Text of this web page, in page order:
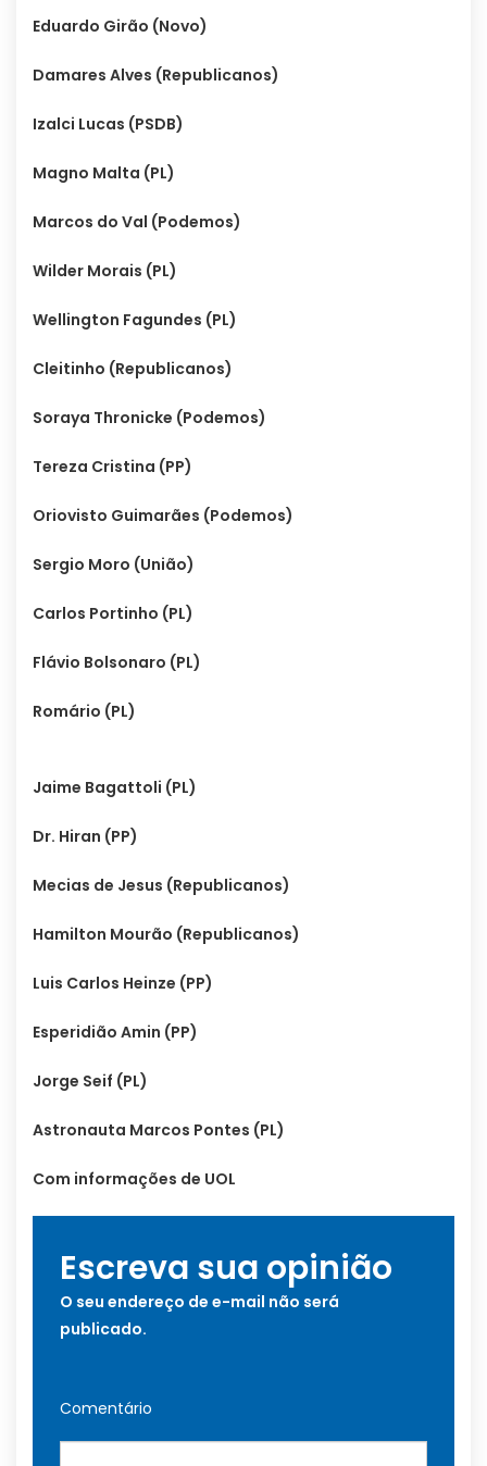
Eduardo Girão (Novo)
Damares Alves (Republicanos)
Izalci Lucas (PSDB)
Magno Malta (PL)
Marcos do Val (Podemos)
Wilder Morais (PL)
Wellington Fagundes (PL)
Cleitinho (Republicanos)
Soraya Thronicke (Podemos)
Tereza Cristina (PP)
Oriovisto Guimarães (Podemos)
Sergio Moro (União)
Carlos Portinho (PL)
Flávio Bolsonaro (PL)
Romário (PL)
Jaime Bagattoli (PL)
Dr. Hiran (PP)
Mecias de Jesus (Republicanos)
Hamilton Mourão (Republicanos)
Luis Carlos Heinze (PP)
Esperidião Amin (PP)
Jorge Seif (PL)
Astronauta Marcos Pontes (PL)
Com informações de UOL
Escreva sua opinião
O seu endereço de e-mail não será
publicado.
Comentário